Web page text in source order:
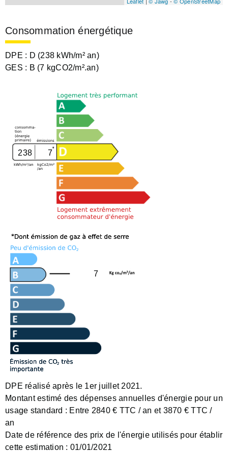
Consommation énergétique
DPE : D (238 kWh/m² an)
GES : B (7 kgCO2/m².an)
238 7
7
DPE réalisé après le 1er juillet 2021.
Montant estimé des dépenses annuelles d'énergie pour un
usage standard : Entre 2840 € TTC / an et 3870 € TTC /
an
Date de référence des prix de l'énergie utilisés pour établir
cette estimation : 01/01/2021